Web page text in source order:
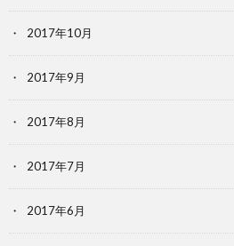
2017年10月
2017年9月
2017年8月
2017年7月
2017年6月